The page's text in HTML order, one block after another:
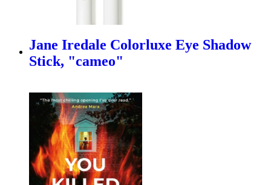
Jane Iredale Colorluxe Eye Shadow
Stick, "cameo"